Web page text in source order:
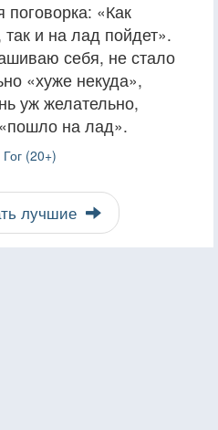
поговорка: «Как
так и на лад пойдет».
себя, не стало
«хуже некуда»,
уж желательно,
на лад».
(20+)
лучшие